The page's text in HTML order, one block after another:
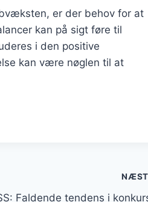
er der behov for at
kan på sigt føre til
i den positive
kan være nøglen til at
Faldende tendens i